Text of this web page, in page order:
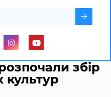
збір
культур